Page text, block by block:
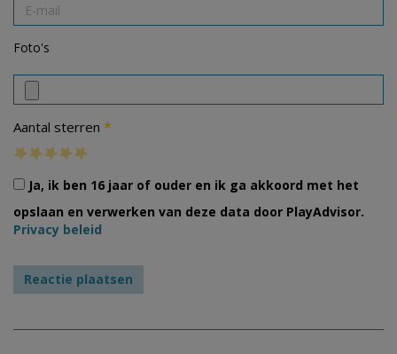
Foto's
Aantal sterren *
Ja, ik ben 16 jaar of ouder en ik ga akkoord met het
opslaan en verwerken van deze data door PlayAdvisor.
Privacy beleid